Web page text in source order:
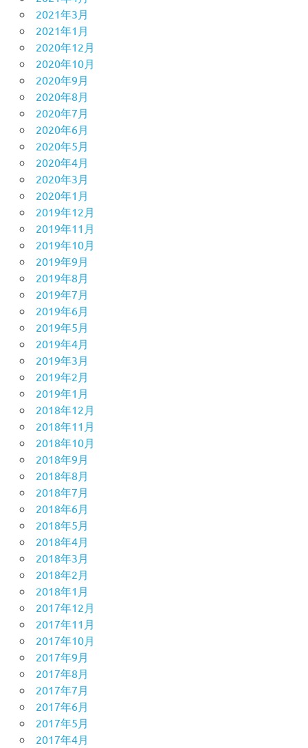
2021年3月
2021年1月
2020年12月
2020年10月
2020年9月
2020年8月
2020年7月
2020年6月
2020年5月
2020年4月
2020年3月
2020年1月
2019年12月
2019年11月
2019年10月
2019年9月
2019年8月
2019年7月
2019年6月
2019年5月
2019年4月
2019年3月
2019年2月
2019年1月
2018年12月
2018年11月
2018年10月
2018年9月
2018年8月
2018年7月
2018年6月
2018年5月
2018年4月
2018年3月
2018年2月
2018年1月
2017年12月
2017年11月
2017年10月
2017年9月
2017年8月
2017年7月
2017年6月
2017年5月
2017年4月